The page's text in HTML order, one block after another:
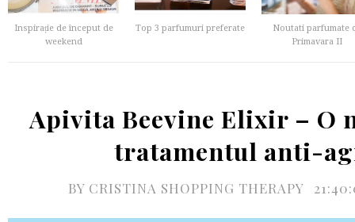
Inspirație de început de
weekend
Top 3 parfumuri preferate
Noutati parfumate
Primavara II
Apivita Beevine Elixir – O
tratamentul anti-
BY CRISTINA SHOPPING THERAPY